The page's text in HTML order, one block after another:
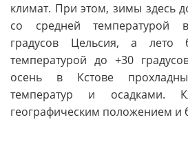
климат. При этом, зимы здесь
со средней температурой
градусов Цельсия, а лето
температурой до +30
осень в Кстове
температур и осадками.
географическим положением и